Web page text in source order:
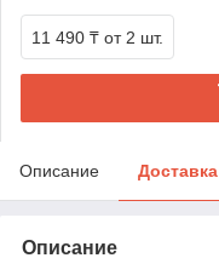
11 490 ₸ от 2 шт.
Описание Доставка
Описание